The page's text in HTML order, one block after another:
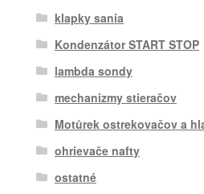
klapky sania
Kondenzátor START STOP
lambda sondy
mechanizmy stieračov
Motůrek ostrekovačov a
ohrievače nafty
ostatné